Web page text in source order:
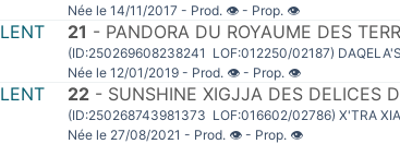
Née le 14/11/2017 - Prod. 👁 - Prop. 👁
21 - PANDORA DU ROYAUME DES
(ID:250269608238241 LOF:012250/02187)
Née le 12/01/2019 - Prod. 👁 - Prop. 👁
22 - SUNSHINE XIGJJA DES DELICES
(ID:250268743981373 LOF:016602/02786) X'TRA
Née le 27/08/2021 - Prod. 👁 - Prop. 👁